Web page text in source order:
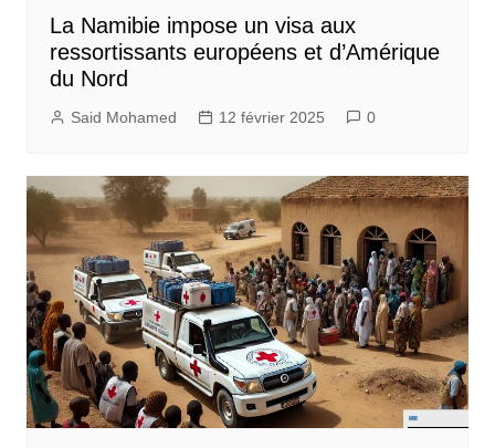
La Namibie impose un visa aux
ressortissants européens et d’Amérique
du Nord
Said Mohamed 12 février 2025 0